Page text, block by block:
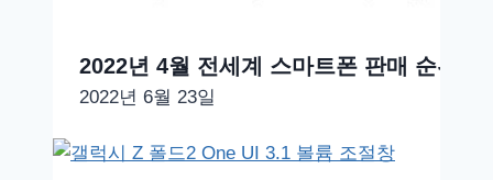
2022년 4월 전세계 스마트폰 판매 순위
2022년 6월 23일